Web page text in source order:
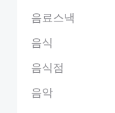
음료스낵
음식
음식점
음악